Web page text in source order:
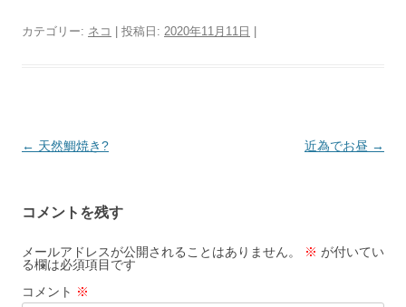
カテゴリー: ネコ | 投稿日: 2020年11月11日 |
投
ビ
ゲ
ー
シ
← 天然鯛焼き? 近為でお昼 →
コメントを残す
メールアドレスが公開されることはありません。 ※ が付いてい
る欄は必須項目です
コメント ※